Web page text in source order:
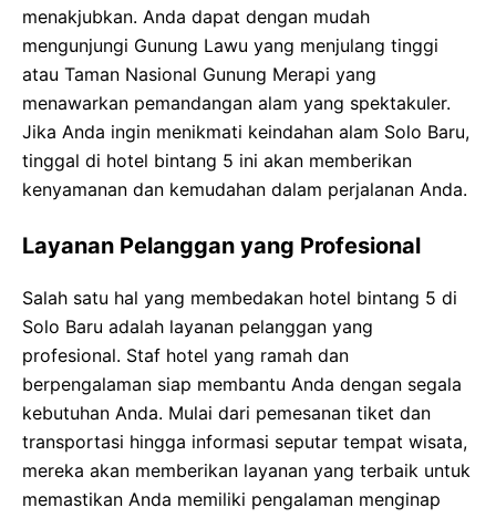
menakjubkan. Anda dapat dengan mudah
mengunjungi Gunung Lawu yang menjulang tinggi
atau Taman Nasional Gunung Merapi yang
menawarkan pemandangan alam yang spektakuler.
Jika Anda ingin menikmati keindahan alam Solo Baru,
tinggal di hotel bintang 5 ini akan memberikan
kenyamanan dan kemudahan dalam perjalanan Anda.
Layanan Pelanggan yang Profesional
Salah satu hal yang membedakan hotel bintang 5 di
Solo Baru adalah layanan pelanggan yang
profesional. Staf hotel yang ramah dan
berpengalaman siap membantu Anda dengan segala
kebutuhan Anda. Mulai dari pemesanan tiket dan
transportasi hingga informasi seputar tempat wisata,
mereka akan memberikan layanan yang terbaik untuk
memastikan Anda memiliki pengalaman menginap